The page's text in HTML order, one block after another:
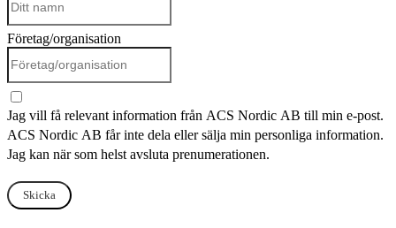
Företag/organisation
Jag vill få relevant information från ACS Nordic AB till min e-post.
ACS Nordic AB får inte dela eller sälja min personliga information.
Jag kan när som helst avsluta prenumerationen.
Skicka